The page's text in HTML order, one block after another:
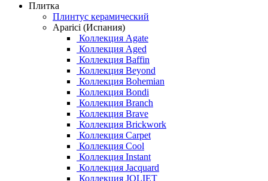
Плитка
Плинтус керамический
Aparici (Испания)
Коллекция Agate
Коллекция Aged
Коллекция Baffin
Коллекция Beyond
Коллекция Bohemian
Коллекция Bondi
Коллекция Branch
Коллекция Brave
Коллекция Brickwork
Коллекция Carpet
Коллекция Cool
Коллекция Instant
Коллекция Jacquard
Коллекция JOLIET